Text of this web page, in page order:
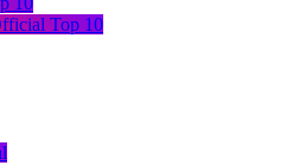
Top 10